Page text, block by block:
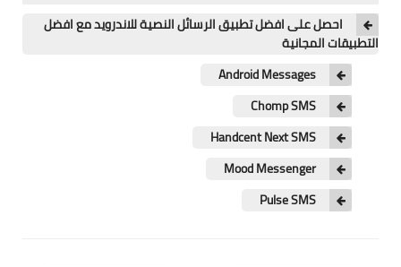
انترنت
احصل على افضل تطبيق الرسائل النصية للاندرويد مع افضل
التطبيقات المجانية
Android Messages
Chomp SMS
Handcent Next SMS
Mood Messenger
Pulse SMS